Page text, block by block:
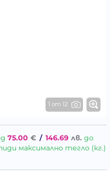
1 от 12
75.00 € / 146.69 лв. до
максимално тегло (кг.)